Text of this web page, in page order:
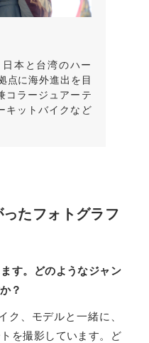
本と台湾のハー
点に海外進出を目
コラージュアーテ
キットバイクなど
たフォトグラフ
す。どのようなジャン
？
ク、モデルと一緒に、
を撮影しています。ど